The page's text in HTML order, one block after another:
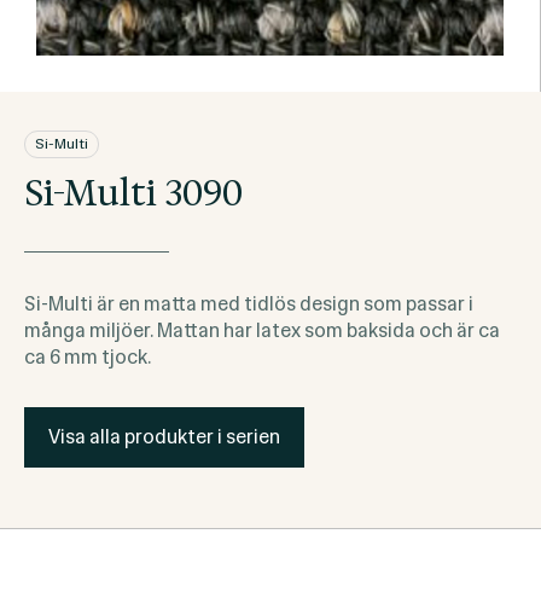
Si-Multi
Si-Multi 3090
Si-Multi är en matta med tidlös design som passar i
många miljöer. Mattan har latex som baksida och är ca
ca 6 mm tjock.
Visa alla produkter i serien